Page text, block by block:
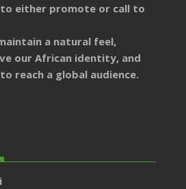
either promote or call to
a natural feel,
our African identity, and
reach a global audience.